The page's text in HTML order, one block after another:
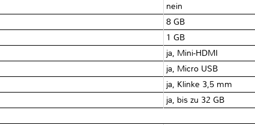
nein
8 GB
1 GB
ja, Mini-HDMI
ja, Micro USB
ja, Klinke 3,5 mm
ja, bis zu 32 GB